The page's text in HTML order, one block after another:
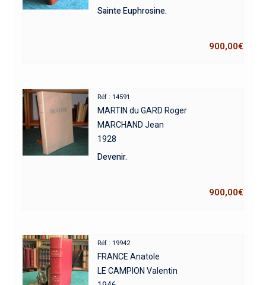
Sainte Euphrosine.
900,00€
Réf : 14591
MARTIN du GARD Roger
MARCHAND Jean
1928
Devenir.
900,00€
Réf : 19942
FRANCE Anatole
LE CAMPION Valentin